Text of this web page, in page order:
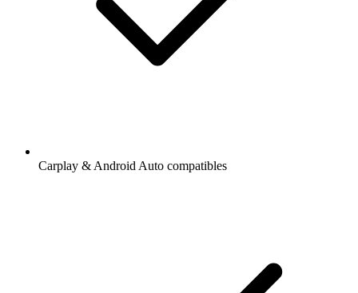
Carplay & Android Auto compatibles